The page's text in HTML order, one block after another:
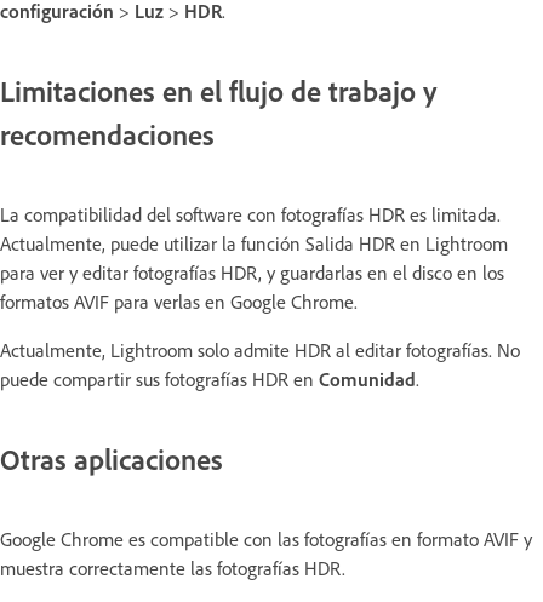
configuración > Luz > HDR.
Limitaciones en el flujo de trabajo y
recomendaciones
La compatibilidad del software con fotografías HDR es limitada.
Actualmente, puede utilizar la función Salida HDR en Lightroom
para ver y editar fotografías HDR, y guardarlas en el disco en los
formatos AVIF para verlas en Google Chrome.
Actualmente, Lightroom solo admite HDR al editar fotografías. No
puede compartir sus fotografías HDR en Comunidad.
Otras aplicaciones
Google Chrome es compatible con las fotografías en formato AVIF y
muestra correctamente las fotografías HDR.